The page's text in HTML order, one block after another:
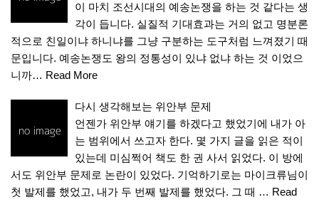
이 마치 조선시대의 예송논쟁을 하는 것 같다는 생
각이 듭니다. 실질적 기대효과는 거의 없고 명분론
적으로 친일이냐 하니냐를 그냥 구분하는 도구처럼 느껴졌기 때
문입니다. 예송논쟁도 왕의 정통성이 있냐 없냐 하는 것 이었으
니까… Read More
다시 생각해보는 위안부 문제
언젠가 위안부 얘기를 하겠다고 했었기에 내가 아
는 범위에서 쓰고자 한다. 몇 가지 글을 읽은 적이
있는데 미심쩍어 책도 한 권 사서 읽었다. 이 방에
서도 위안부 문제로 논란이 있었다. 기억하기로는 마이크류님이
첫 발제를 했었고, 내가 두 번째 발제를 했었다. 그 때 … Read